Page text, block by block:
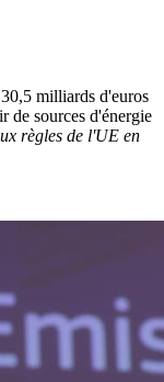
milliards d'euros
de sources d'énergie
règles de l'UE en